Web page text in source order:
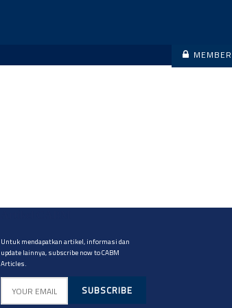
MEMBER
Untuk mendapatkan artikel, informasi dan
update lainnya, subscribe now to CABM
Articles.